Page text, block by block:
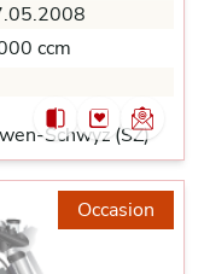
ccm
Schwyz (SZ)
Occasion